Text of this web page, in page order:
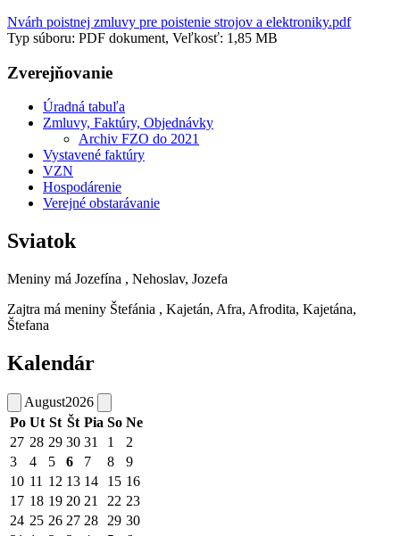
Nvárh poistnej zmluvy pre poistenie strojov a elektroniky.pdf
Typ súboru: PDF dokument, Veľkosť: 1,85 MB
Zverejňovanie
Úradná tabuľa
Zmluvy, Faktúry, Objednávky
Archiv FZO do 2021
Vystavené faktúry
VZN
Hospodárenie
Verejné obstarávanie
Sviatok
Meniny má Jozefína , Nehoslav, Jozefa
Zajtra má meniny Štefánia , Kajetán, Afra, Afrodita, Kajetána,
Štefana
Kalendár
August2026
Po Ut St Št Pia So Ne
27 28 29 30 31 1
2
3
4 5 6 7 8
9
10 11 12 13 14 15 16
17 18 19 20 21 22 23
24 25 26 27 28 29 30